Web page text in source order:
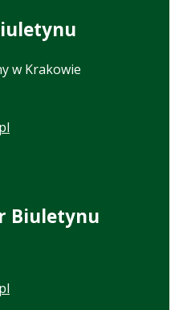
w Krakowie
Biuletynu